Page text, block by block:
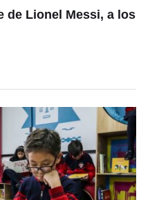
de Lionel Messi, a los